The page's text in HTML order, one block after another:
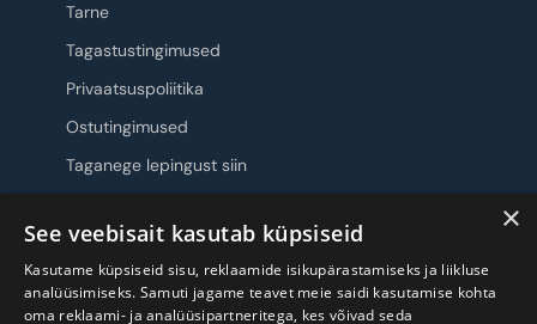
Tarne
Tagastustingimused
Privaatsuspoliitika
Ostutingimused
Taganege lepingust siin
Jälgi meid ×
See veebisait kasutab küpsiseid
Kasutame küpsiseid sisu, reklaamide isikupärastamiseks ja liikluse
analüüsimiseks. Samuti jagame teavet meie saidi kasutamise kohta
oma reklaami- ja analüüsipartneritega, kes võivad seda